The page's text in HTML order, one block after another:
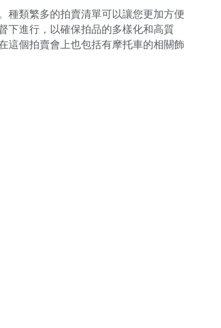
種類繁多的拍賣清單可以讓您更加方便
下進行，以確保拍品的多樣化和高質
這個拍賣會上也包括有摩托車的相關飾